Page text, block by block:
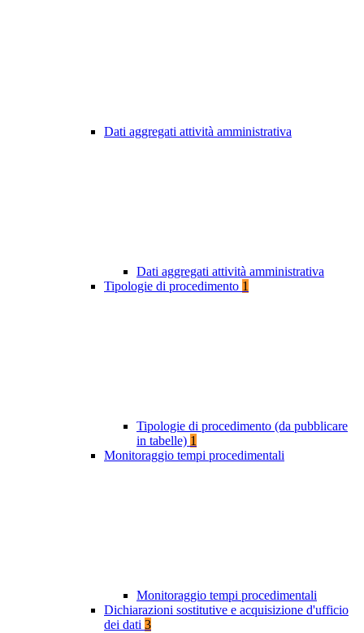
Dati aggregati attività amministrativa
Dati aggregati attività amministrativa
Tipologie di procedimento 1
Tipologie di procedimento (da pubblicare
in tabelle) 1
Monitoraggio tempi procedimentali
Monitoraggio tempi procedimentali
Dichiarazioni sostitutive e acquisizione d'ufficio
dei dati 3